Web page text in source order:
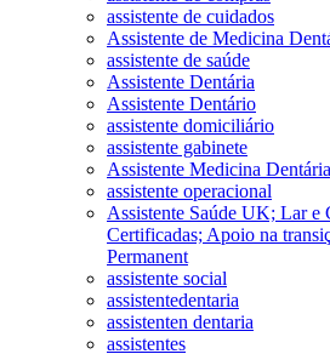
assistente de cuidados
Assistente de Medicina
assistente de saúde
Assistente Dentária
Assistente Dentário
assistente domiciliário
assistente gabinete
Assistente Medicina
assistente operacional
Assistente Saúde UK; Lar e
Certificadas; Apoio na
Permanent
assistente social
assistentedentaria
assistenten dentaria
assistentes